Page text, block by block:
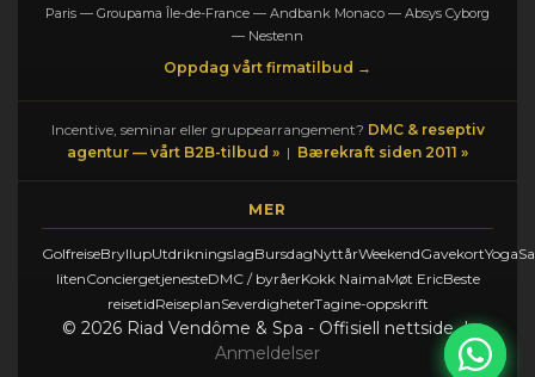
Paris — Groupama Île-de-France — Andbank Monaco — Absys Cyborg
— Nestenn
Oppdag vårt firmatilbud →
Incentive, seminar eller gruppearrangement? DMC & reseptiv
agentur — vårt B2B-tilbud » | Bærekraft siden 2011 »
MER
GolfreiseBryllupUtdrikningslagBursdagNyttårWeekendGavekortYoga
litenConciergetjenesteDMC / byråerKokk NaimaMøt EricBeste
reisetidReiseplanSeverdigheterTagine-oppskrift
© 2026 Riad Vendôme & Spa - Offisiell nettside |
Anmeldelser